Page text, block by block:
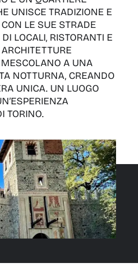
UNISCE TRADIZIONE E
LE SUE STRADE
LOCALI, RISTORANTI E
A UNA
NOTTURNA, CREANDO
UNICA. UN LUOGO
TORINO.